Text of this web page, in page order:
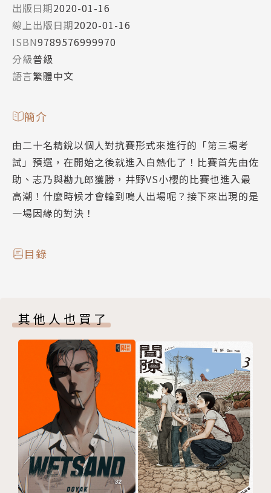
出版日期2020-01-16
線上出版日期2020-01-16
ISBN9789576999970
分級普級
語言繁體中文
簡介
由二十名精銳以個人對抗賽形式來進行的「第三場考
試」預選，在開始之後就進入白熱化了！比賽首先由佐
助、志乃與勘九郎獲勝，井野VS小櫻的比賽也進入最
高潮！什麼時候才會輪到鳴人出場呢？接下來出現的是
一場因緣的對決！
目錄
其他人也買了